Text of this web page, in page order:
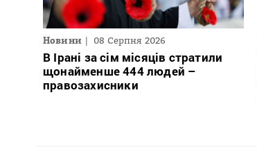
Новини 08 Серпня 2026
В Ірані за сім місяців стратили
щонайменше 444 людей –
правозахисники